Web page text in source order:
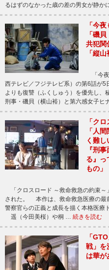
るはずのなかった歳の差の男女が静か
「今
「磯
共犯関
「縦
「今夜
西テレビ／フジテレビ系）の第6話が
よりも復讐（ふくしゅう）を優先し、
刑事・磯貝（横山裕）と第六感女子ヒ
「ク
「人
く難
『刑
る』っ
もの」
「クロスロード ～救命救急の約束～
された。 本作は、救命救急医療の最
警察官らの正義と成長を描く本格医療
遥（今田美桜）や桐 … 続きを読む
「
戦」を
は華が